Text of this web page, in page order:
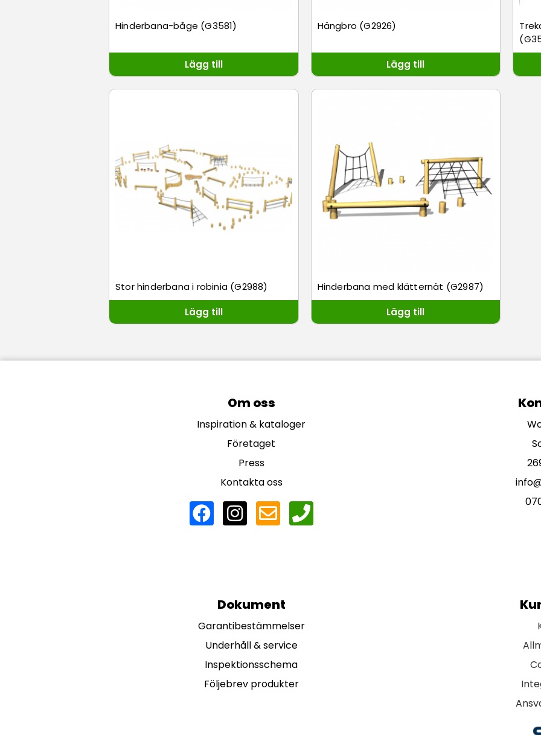
Hinderbana-båge (G3581)
Lägg till
Hängbro (G2926)
Lägg till
Stor hinderbana i robinia (G2988)
Lägg till
Hinderbana med klätternät (G2987)
Lägg till
Om oss
Inspiration & kataloger
Företaget
Press
Kontakta oss
Dokument
Garantibestämmelser
Underhåll & service
Inspektionsschema
Följebrev produkter